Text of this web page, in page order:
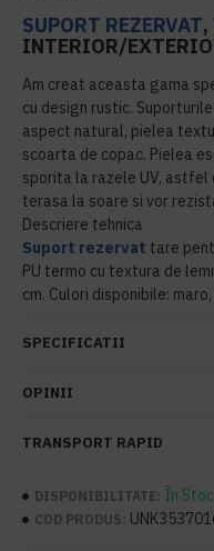
SUPORT REZERVAT,
INTERIOR/
Am creat aceasta gama
cu design rustic.
aspect natural, pielea
scoarta de copac. Pielea
sporita la razele UV, astfel
terasa la soare si vor
Descriere tehnica
Suport rezervat tare
PU termo cu textura de
cm. Culori disponibile:
SPECIFICATII
OPINII
TRANSPORT RAPID
DISPONIBILITATE: În Stoc
COD PRODUS: